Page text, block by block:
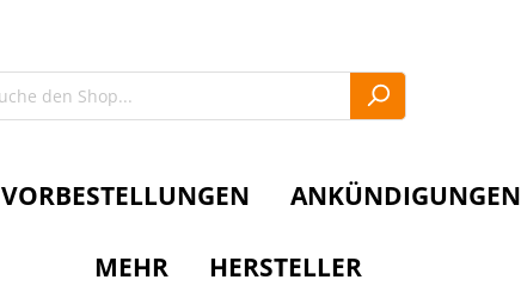
VORBESTELLUNGEN ANKÜNDIGUNGEN
MEHR HERSTELLER